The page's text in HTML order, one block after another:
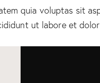
quia voluptas sit
ut labore et